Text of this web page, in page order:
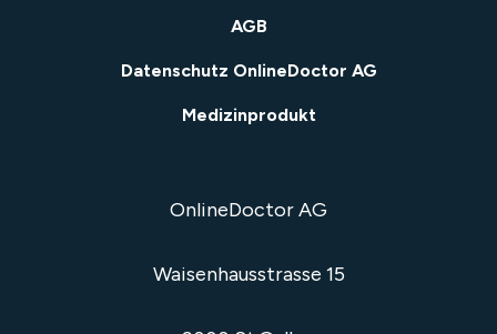
AGB
Datenschutz OnlineDoctor AG
Medizinprodukt
OnlineDoctor AG
Waisenhausstrasse 15